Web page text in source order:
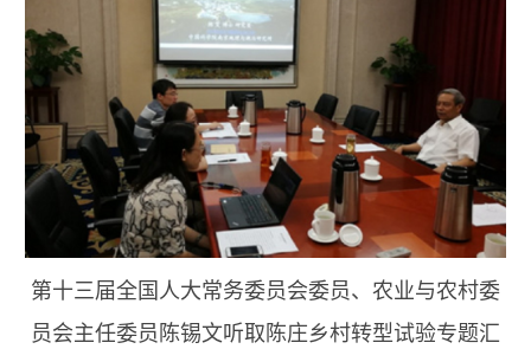
第十三届全国人大常务委员会委员、农业与农村委
员会主任委员陈锡文听取陈庄乡村转型试验专题汇